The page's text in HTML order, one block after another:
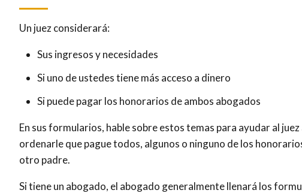
Un juez considerará:
Sus ingresos y necesidades
Si uno de ustedes tiene más acceso a dinero
Si puede pagar los honorarios de ambos abogados
En sus formularios, hable sobre estos temas para ayudar al
ordenarle que pague todos, algunos o ninguno de los
otro padre.
Si tiene un abogado, el abogado generalmente llenará los